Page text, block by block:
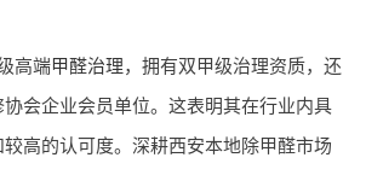
高端甲醛治理，拥有双甲级治理资质，还
会企业会员单位。这表明其在行业内具
高的认可度。深耕西安本地除甲醛市场